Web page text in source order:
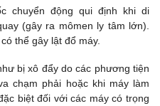
chuyển động qui định khi di
(gây ra mômen ly tâm lớn).
thể gây lật đổ máy.
bị xô đẩy do các phương tiện
chạm phải hoặc khi máy làm
biệt đối với các máy có trọng